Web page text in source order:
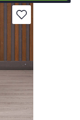
В избранное